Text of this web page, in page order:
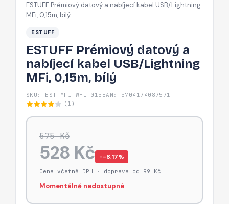
ESTUFF Prémiový datový a nabíjecí kabel USB/Lightning
MFi, 0,15m, bílý
ESTUFF
ESTUFF Prémiový datový a
nabíjecí kabel USB/Lightning
MFi, 0,15m, bílý
SKU: EST-MFI-WHI-015 EAN: 5704174087571
(1)
575 Kč
528 Kč −-8,17%
Cena včetně DPH · doprava od 99 Kč
Momentálně nedostupné